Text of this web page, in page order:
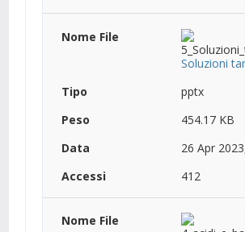
Soluzioni
pptx
454.17 KB
26 Apr
412